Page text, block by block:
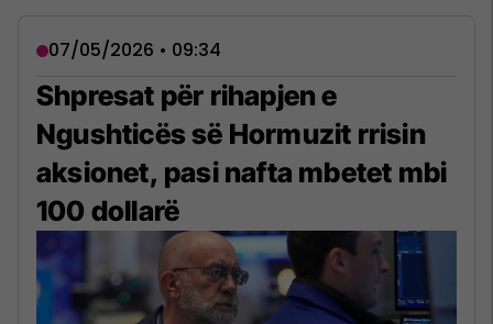
07/05/2026 • 09:34
Shpresat për rihapjen e
Ngushticës së Hormuzit rrisin
aksionet, pasi nafta mbetet mbi
100 dollarë